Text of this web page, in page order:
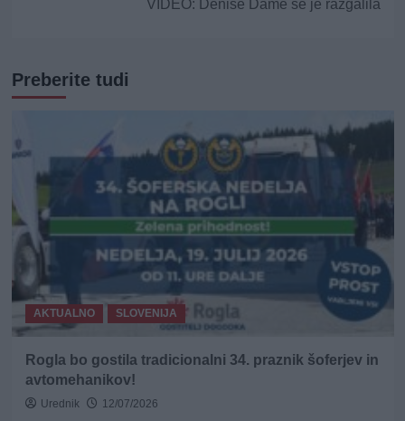
VIDEO: Denise Dame se je razgalila
Preberite tudi
AKTUALNO SLOVENIJA
Rogla bo gostila tradicionalni 34. praznik šoferjev in
avtomehanikov!
Urednik 12/07/2026